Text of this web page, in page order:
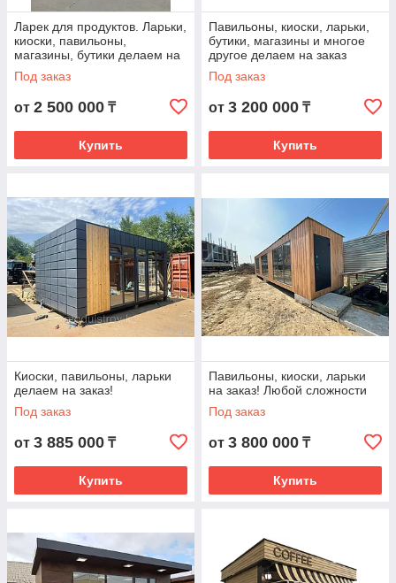
Ларек для продуктов. Ларьки,
киоски, павильоны,
магазины, бутики делаем на
заказ
Под заказ
от 2 500 000 ₸
Купить
Павильоны, киоски, ларьки,
бутики, магазины и многое
другое делаем на заказ
Под заказ
от 3 200 000 ₸
Купить
Киоски, павильоны, ларьки
делаем на заказ!
Под заказ
от 3 885 000 ₸
Купить
Павильоны, киоски, ларьки
на заказ! Любой сложности
Под заказ
от 3 800 000 ₸
Купить